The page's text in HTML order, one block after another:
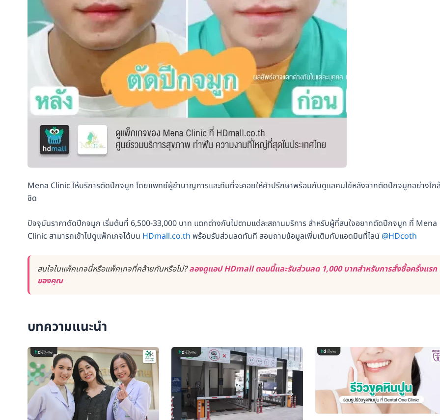
Mena Clinic ให้บริการตัดปีกจมูก โดยแพทย์ผู้ชำนาญการและทีมที่จะคอยให้คำปรึกษาพร้อมกับดูแลคนไข้หลังจากตัดปีกจมูกอย่างใก
ชิด
ปัจจุบันราคาตัดปีกจมูก เริ่มต้นที่ 6,500-33,000 บาท แตกต่างกันไปตามแต่ละสถานบริการ สำหรับผู้ที่สนใจอยากตัดปีกจมูก ที่ Mena
Clinic สามารถเข้าไปดูแพ็กเกจได้บน HDmall.co.th พร้อมรับส่วนลดทันที สอบถามข้อมูลเพิ่มเติมกับแอดมินที่ไลน์ @HDcoth
สนใจในแพ็คเกจนี้หรือแพ็คเกจที่คล้ายกันหรือไม่?ลองดูแอป HDmall ตอนนี้และรับส่วนลด 1,000 บาทสำหรับการสั่งซื้อครั้งแรก
ของคุณ
บทความแนะนำ